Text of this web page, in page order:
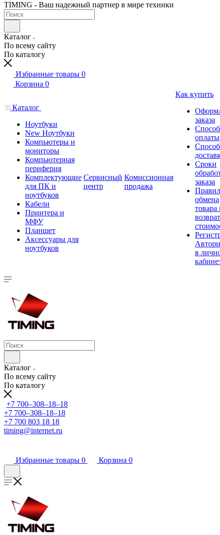
TIMING - Ваш надежный партнер в мире техники
Каталог
По всему сайту
По каталогу
Избранные товары 0
Корзина 0
Каталог
Ноутбуки
New Ноутбуки
Компьютеры и
мониторы
Компьютерная
периферия
Комплектующие
для ПК и
ноутбуков
Кабели
Принтера и
МФУ
Планшет
Аксессуары для
ноутбуков
Сервисный
центр
Комиссионная
продажа
Как купить
заказа
оплаты
Сроки
заказа
обмена
товара
в
Каталог
По всему сайту
По каталогу
+7 700‒308‒18‒18
+7 700‒308‒18‒18
+7 700 803 18 18
timing@internet.ru
Избранные товары 0 Корзина 0